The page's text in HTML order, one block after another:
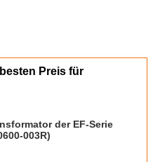
Preis für
der EF-Serie
003R)